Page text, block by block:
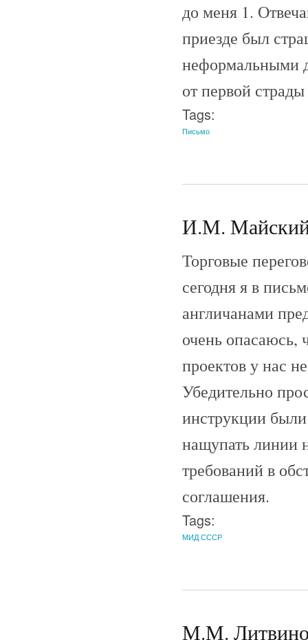
до меня 1.
приезде был
неформальными
от первой
Tags:
Письмо
И.М. Майский
Торговые
сегодня я в
англичанами
очень опасаюсь,
проектов у нас
Убедительно
инструкции
нащупать линии
требований в
соглашения.
Tags:
МИД СССР
М.М.